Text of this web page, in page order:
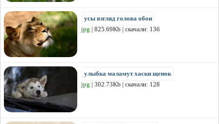
усы взгляд голова обои
jpg | 825.69Kb | скачали: 136
улыбка маламут хаски щенок
jpg | 302.73Kb | скачали: 128